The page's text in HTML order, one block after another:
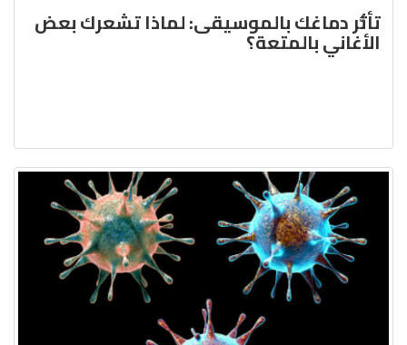
تأثُّر دماغك بالموسيقى: لماذا تشعرك بعض
الأغاني بالمتعة؟